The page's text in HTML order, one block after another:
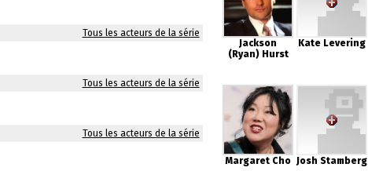
Tous les acteurs de la série
Tous les acteurs de la série
Tous les acteurs de la série
Jackson
(Ryan) Hurst
Kate Levering
Margaret Cho Josh Stamberg